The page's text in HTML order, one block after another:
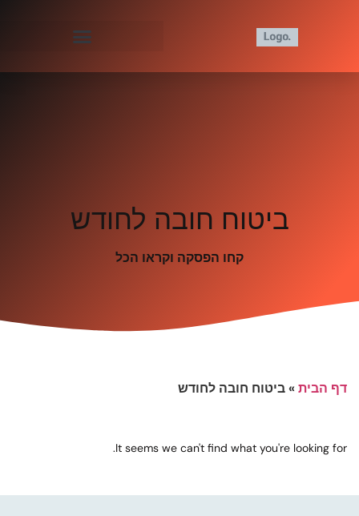
ביטוח חובה לחודש
קחו הפסקה וקראו הכל
דף הבית»ביטוח חובה לחודש
It seems we can't find what you're looking for.